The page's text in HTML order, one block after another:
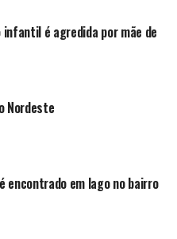
é agredida por mãe de
Nordeste
encontrado em lago no bairro